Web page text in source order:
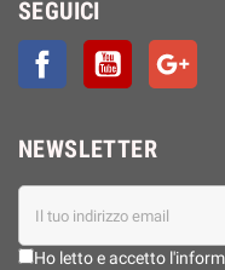
SEGUICI
FacebookYouTube
NEWSLETTER
Ho letto e accetto